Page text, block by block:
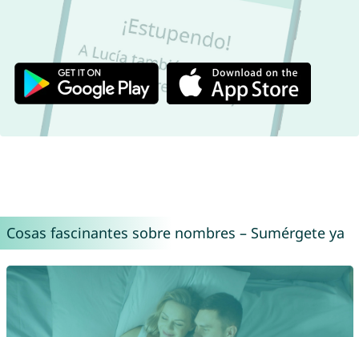
Cosas fascinantes sobre nombres – Sumérgete ya